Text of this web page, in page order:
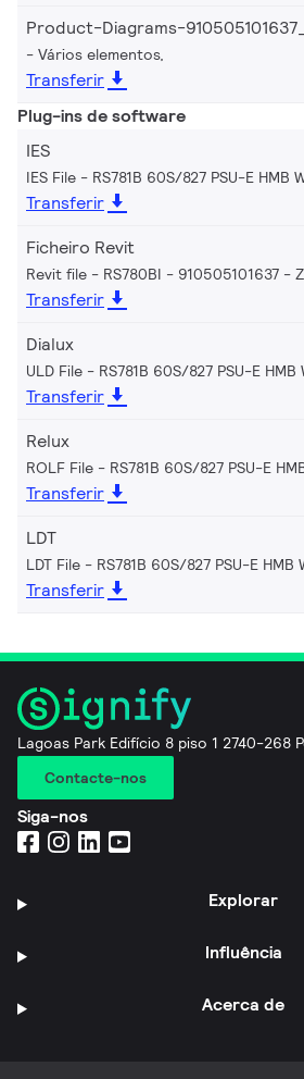
Product-Diagrams-
Vários elementos,
Transferir
Plug-ins de software
IES
IES File - RS781B 60S/827 PSU-E HMB
Transferir
Ficheiro Revit
Revit file - RS780BI - 910505101637
Transferir
Dialux
ULD File - RS781B 60S/827 PSU-E HMB
Transferir
Relux
ROLF File - RS781B 60S/827 PSU-E
Transferir
LDT
LDT File - RS781B 60S/827 PSU-E HMB
Transferir
Lagoas Park Edifício 8 piso 1 2740-268
Contacte-nos
Siga-nos
Explorar
Influência
Acerca de